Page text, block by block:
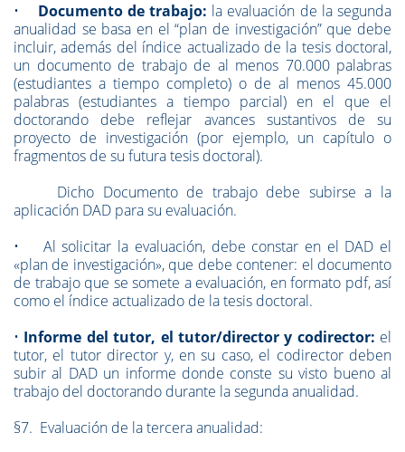
• Documento de trabajo: la evaluación de la segunda
anualidad se basa en el “plan de investigación” que debe
incluir, además del índice actualizado de la tesis doctoral,
un documento de trabajo de al menos 70.000 palabras
(estudiantes a tiempo completo) o de al menos 45.000
palabras (estudiantes a tiempo parcial) en el que el
doctorando debe reflejar avances sustantivos de su
proyecto de investigación (por ejemplo, un capítulo o
fragmentos de su futura tesis doctoral).
Dicho Documento de trabajo debe subirse a la
aplicación DAD para su evaluación.
• Al solicitar la evaluación, debe constar en el DAD el
«plan de investigación», que debe contener: el documento
de trabajo que se somete a evaluación, en formato pdf, así
como el índice actualizado de la tesis doctoral.
• Informe del tutor, el tutor/director y codirector: el
tutor, el tutor director y, en su caso, el codirector deben
subir al DAD un informe donde conste su visto bueno al
trabajo del doctorando durante la segunda anualidad.
§7. Evaluación de la tercera anualidad: